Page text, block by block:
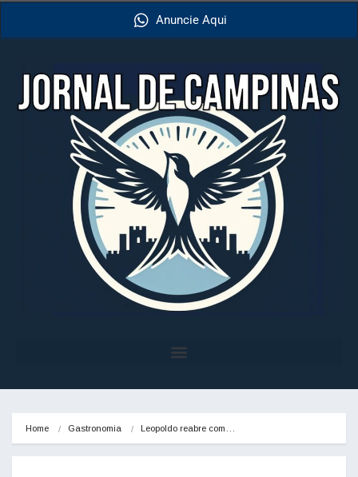
Anuncie Aqui
Home Gastronomia Leopoldo reabre com…